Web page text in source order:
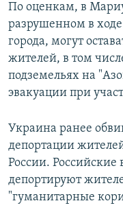
По оценкам, в
разрушенном в
города, могут
жителей, в том
подземельях на
эвакуации при
Украина ранее
депортации
России. Российские
депортируют
"гуманитарные